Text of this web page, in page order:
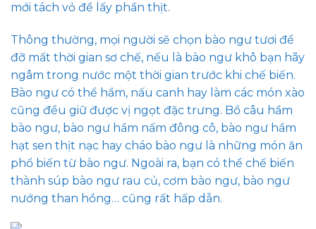
mới tách vỏ để lấy phần thịt.
Thông thường, mọi người sẽ chọn bào ngư tươi để
đỡ mất thời gian sơ chế, nếu là bào ngư khô bạn hãy
ngâm trong nước một thời gian trước khi chế biến.
Bào ngư có thể hầm, nấu canh hay làm các món xào
cũng đều giữ được vị ngọt đặc trưng. Bồ câu hầm
bào ngư, bào ngư hầm nấm đông cô, bào ngư hầm
hạt sen thịt nạc hay cháo bào ngư là những món ăn
phổ biến từ bào ngư. Ngoài ra, bạn có thể chế biến
thành súp bào ngư rau củ, cơm bào ngư, bào ngư
nướng than hồng… cũng rất hấp dẫn.